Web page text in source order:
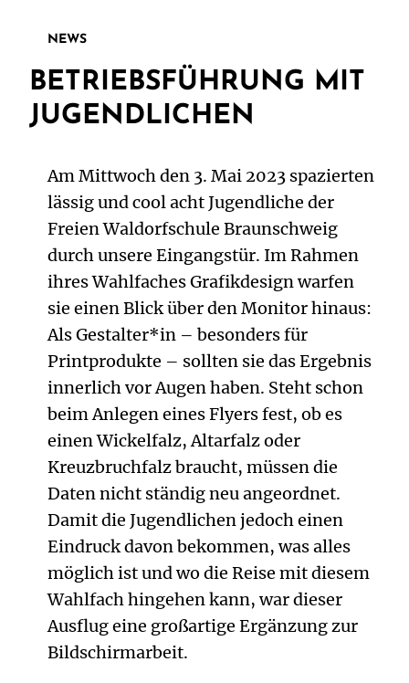
NEWS
BETRIEBSFÜHRUNG MIT
JUGENDLICHEN
Am Mittwoch den 3. Mai 2023 spazierten
lässig und cool acht Jugendliche der
Freien Waldorfschule Braunschweig
durch unsere Eingangstür. Im Rahmen
ihres Wahlfaches Grafikdesign warfen
sie einen Blick über den Monitor hinaus:
Als Gestalter*in – besonders für
Printprodukte – sollten sie das Ergebnis
innerlich vor Augen haben. Steht schon
beim Anlegen eines Flyers fest, ob es
einen Wickelfalz, Altarfalz oder
Kreuzbruchfalz braucht, müssen die
Daten nicht ständig neu angeordnet.
Damit die Jugendlichen jedoch einen
Eindruck davon bekommen, was alles
möglich ist und wo die Reise mit diesem
Wahlfach hingehen kann, war dieser
Ausflug eine großartige Ergänzung zur
Bildschirmarbeit.